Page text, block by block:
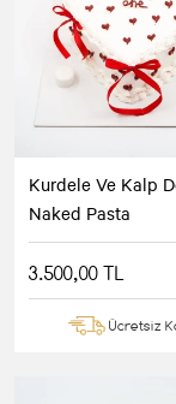
Kurdele Ve Kalp
Naked Pasta
3.500,00 TL
Ücretsiz